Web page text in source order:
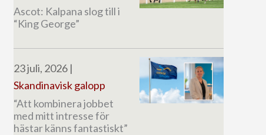
Ascot: Kalpana slog till i
“King George”
23 juli, 2026 |
Skandinavisk galopp
“Att kombinera jobbet
med mitt intresse för
hästar känns fantastiskt”